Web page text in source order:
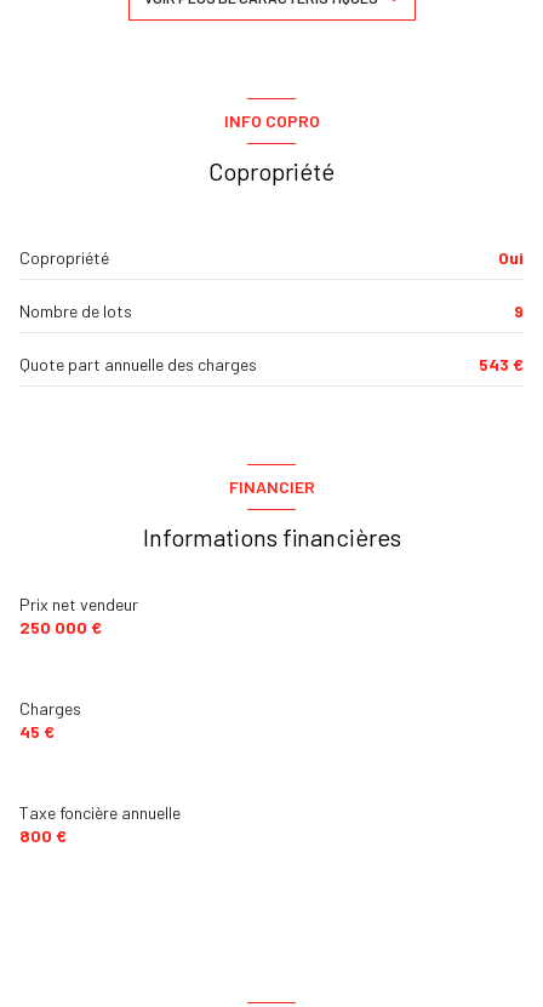
vue Jardin
INFO COPRO
Copropriété
Copropriété Oui
Nombre de lots 9
Quote part annuelle des charges 543 €
FINANCIER
Informations financières
Prix net vendeur
250 000 €
Charges
45 €
Taxe foncière annuelle
800 €